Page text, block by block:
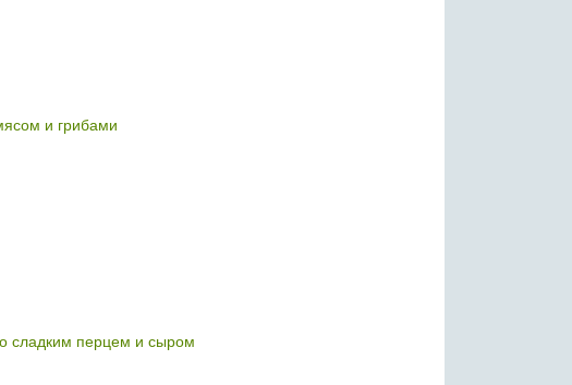
и грибами
сладким перцем и сыром